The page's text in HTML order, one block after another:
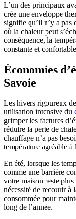
L’un des principaux
crée une enveloppe
signifie qu’il n’y a pas
où la chaleur peut
conséquence, la
constante et
Économies
Savoie
Les hivers rigoureux
utilisation intensive du
grimper les factures
réduire la perte de
chauffage n’a pas
température agréable
En été, lorsque les
comme une barrière
votre maison reste
nécessité de recourir à
consommée pour
long de l’année.